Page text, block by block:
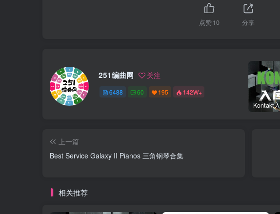
点赞10 分享
251编曲网 关注
6488 60 195 142W+
上一篇
Best Service Galaxy II Pianos 三角钢琴合集
相关推荐